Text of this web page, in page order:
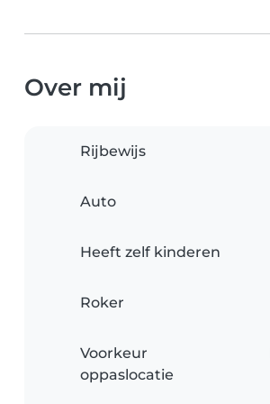
Over mij
Rijbewijs
Auto
Heeft zelf kinderen
Roker
Voorkeur
oppaslocatie